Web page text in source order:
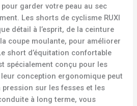
garder votre peau au sec
Les shorts de cyclisme RUXI
détail à l’esprit, de la ceinture
coupe moulante, pour améliorer
short d’équitation confortable
spécialement conçu pour les
conception ergonomique peut
sur les fesses et les
à long terme, vous